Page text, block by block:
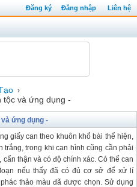
Đăng ký Đăng nhập Liên hệ
›
tộc và ứng dụng -
ứng dụng -
giấy can theo khuôn khổ bài thể hiện,
trong khi can hình cũng cần phải
thận và có độ chính xác. Có thể can
nếu thấy đã có đủ cơ sở để xử lí
thảo màu đã được chọn. Sử dụng